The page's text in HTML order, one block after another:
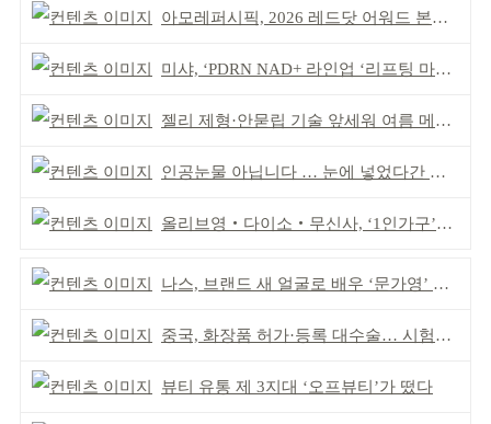
아모레퍼시픽, 2026 레드닷 어워드 본상 2개 수상
미샤, ‘PDRN NAD+ 라인업 ‘리프팅 마스크’ 출시
젤리 제형·안묻립 기술 앞세워 여름 메이크업 시장 공략
인공눈물 아닙니다 … 눈에 넣었다간 각막 손상
올리브영‧다이소‧무신사, ‘1인가구’가 이끈다
나스, 브랜드 새 얼굴로 배우 ‘문가영’ 발탁
중국, 화장품 허가·등록 대수술… 시험자료 공용 허용
뷰티 유통 제 3지대 ‘오프뷰티’가 떴다